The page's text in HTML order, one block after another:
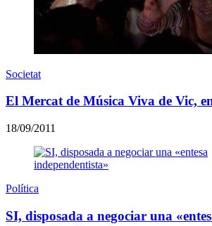
Societat
El Mercat de Música Viva de Vic,
18/09/2011
Política
SI, disposada a negociar una